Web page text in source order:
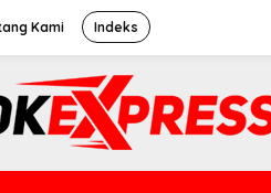
Kami Indeks